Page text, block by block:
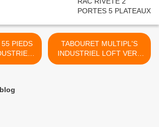
TABOURET MULTIPL'S
INDUSTRIEL LOFT VERS
1930 >